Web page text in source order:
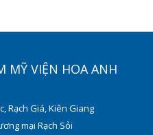
MỸ VIỆN HOA ANH
Rạch Giá, Kiên Giang
mại Rạch Sỏi